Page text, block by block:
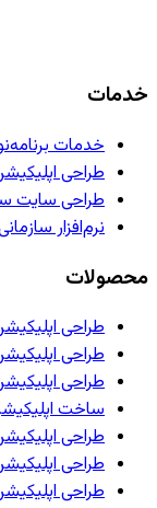
خدمات
خدمات
طراحی
طراحی سایت
نرم‌افزار
محصولات
طراحی
طراحی
طراحی
ساخت
طراحی
طراحی
طراحی